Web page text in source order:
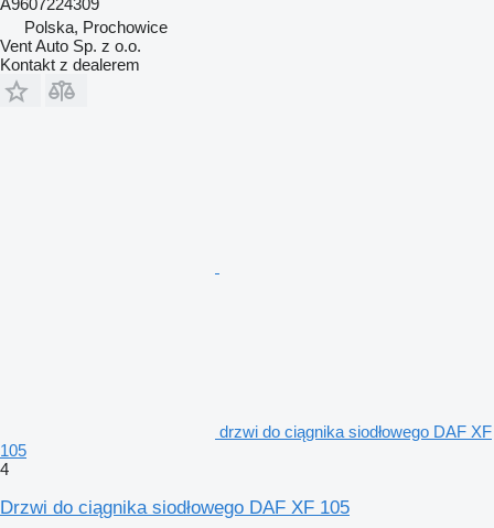
A9607224309
Polska, Prochowice
Vent Auto Sp. z o.o.
Kontakt z dealerem
drzwi do ciągnika siodłowego DAF XF
105
4
Drzwi do ciągnika siodłowego DAF XF 105